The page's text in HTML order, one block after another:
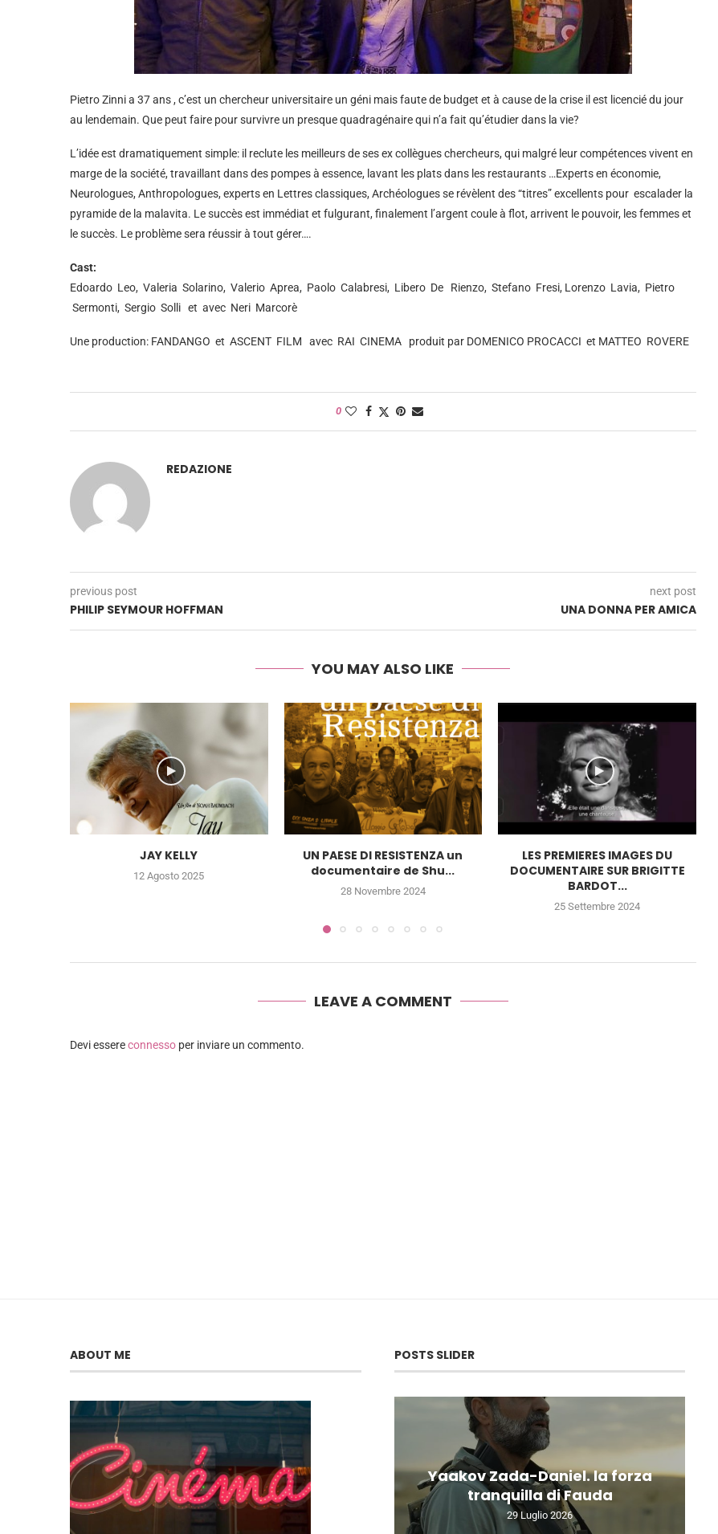
Pietro Zinni a 37 ans , c’est un chercheur universitaire un géni mais faute de budget et à cause de la crise il est licencié du jour
au lendemain. Que peut faire pour survivre un presque quadragénaire qui n’a fait qu’étudier dans la vie?
L’idée est dramatiquement simple: il reclute les meilleurs de ses ex collègues chercheurs, qui malgré leur compétences vivent en
marge de la société, travaillant dans des pompes à essence, lavant les plats dans les restaurants …Experts en économie,
Neurologues, Anthropologues, experts en Lettres classiques, Archéologues se révèlent des “titres” excellents pour escalader la
pyramide de la malavita. Le succès est immédiat et fulgurant, finalement l’argent coule à flot, arrivent le pouvoir, les femmes et
le succès. Le problème sera réussir à tout gérer….
Cast:
Edoardo Leo, Valeria Solarino, Valerio Aprea, Paolo Calabresi, Libero De Rienzo, Stefano Fresi, Lorenzo Lavia, Pietro
Sermonti, Sergio Solli et avec Neri Marcorè
Une production: FANDANGO et ASCENT FILM avec RAI CINEMA produit par DOMENICO PROCACCI et MATTEO ROVERE
0
REDAZIONE
previous post
PHILIP SEYMOUR HOFFMAN
next post
UNA DONNA PER AMICA
YOU MAY ALSO LIKE
JAY KELLY
12 Agosto 2025
UN PAESE DI RESISTENZA un
documentaire de Shu...
28 Novembre 2024
LES PREMIERES IMAGES DU
DOCUMENTAIRE SUR BRIGITTE
BARDOT...
25 Settembre 2024
LEAVE A COMMENT
Devi essereconnesso per inviare un commento.
ABOUT ME POSTS SLIDER
Yaakov Zada-Daniel. la forza
tranquilla di Fauda
29 Luglio 2026